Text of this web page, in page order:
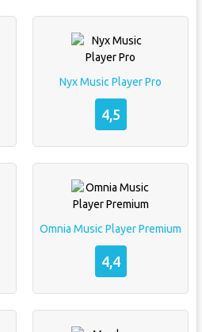
Nyx Music Player Pro
4,5
Omnia Music Player Premium
4,4